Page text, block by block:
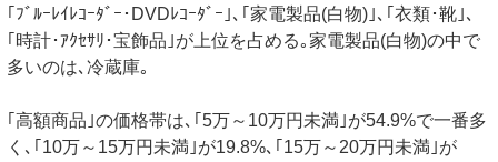
｢ﾌﾞﾙｰﾚｲﾚｺｰﾀﾞｰ･DVDﾚｺｰﾀﾞｰ｣､｢家電製品(白物)｣､｢衣類･靴｣､
｢時計･ｱｸｾｻﾘ･宝飾品｣が上位を占める｡家電製品(白物)の中で
多いのは､冷蔵庫｡
｢高額商品｣の価格帯は､｢5万～10万円未満｣が54.9%で一番多
く､｢10万～15万円未満｣が19.8%､｢15万～20万円未満｣が